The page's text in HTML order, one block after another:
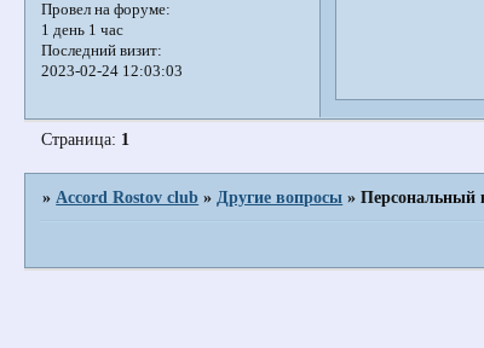
Провел на форуме:
1 день 1 час
Последний визит:
2023-02-24 12:03:03
Страница: 1
»Accord Rostov club »Другие вопросы »Персональный